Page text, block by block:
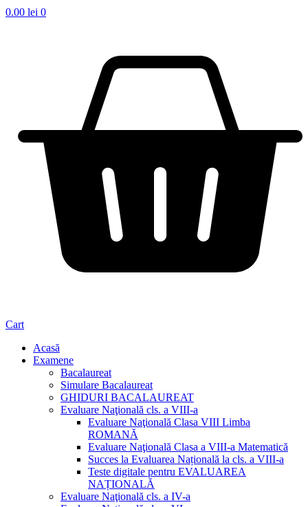
0.00 lei 0
Cart
Acasă
Examene
Bacalaureat
Simulare Bacalaureat
GHIDURI BACALAUREAT
Evaluare Naţională cls. a VIII-a
Evaluare Naţională Clasa VIII Limba
ROMANĂ
Evaluare Naţională Clasa a VIII-a Matematică
Succes la Evaluarea Națională la cls. a VIII-a
Teste digitale pentru EVALUAREA
NAȚIONALĂ
Evaluare Naţională cls. a IV-a